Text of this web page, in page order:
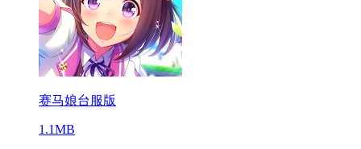
赛马娘台服版
1.1MB